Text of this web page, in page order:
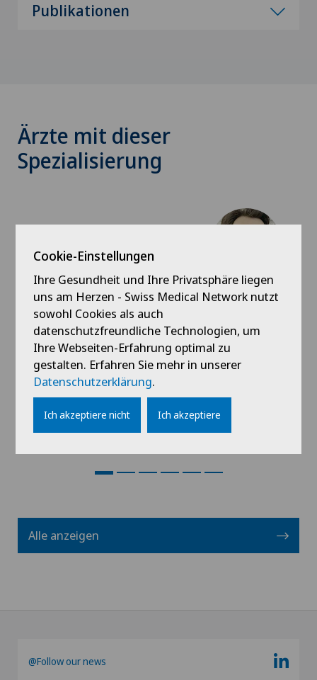
Publikationen
Ärzte mit dieser
Spezialisierung
Clinica Ars Medica
Dr. med. Lorenz Wagner
Spezialisierung
Anästhesiologie,
Schmerztherapie
Profil ansehen
Alle anzeigen
@Follow our news
Cookie-Einstellungen
Ihre Gesundheit und Ihre Privatsphäre liegen
uns am Herzen - Swiss Medical Network nutzt
sowohl Cookies als auch
datenschutzfreundliche Technologien, um
Ihre Webseiten-Erfahrung optimal zu
gestalten. Erfahren Sie mehr in unserer
Datenschutzerklärung.
Ich akzeptiere nicht Ich akzeptiere